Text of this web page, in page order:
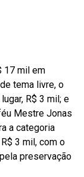
17 mil em
tema livre, o
R$ 3 mil; e
Mestre Jonas
a categoria
3 mil, com o
preservação